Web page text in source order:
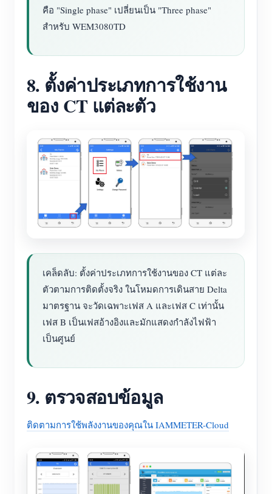
คือ "Single phase" เปลี่ยนเป็น "Three phase"
สำหรับ WEM3080TD
8. ตั้งค่าประเภทการใช้งาน
ของ CT แต่ละตัว
เคล็ดลับ: ตั้งค่าประเภทการใช้งานของ CT แต่ละ
ตัวตามการติดตั้งจริง ในโหมดการเดินสาย Delta
มาตรฐาน จะวัดเฉพาะเฟส A และเฟส C เท่านั้น
เฟส B เป็นเฟสอ้างอิงและมักแสดงกำลังไฟฟ้า
เป็นศูนย์
9. ตรวจสอบข้อมูล
ติดตามการใช้พลังงานของคุณใน IAMMETER-Cloud